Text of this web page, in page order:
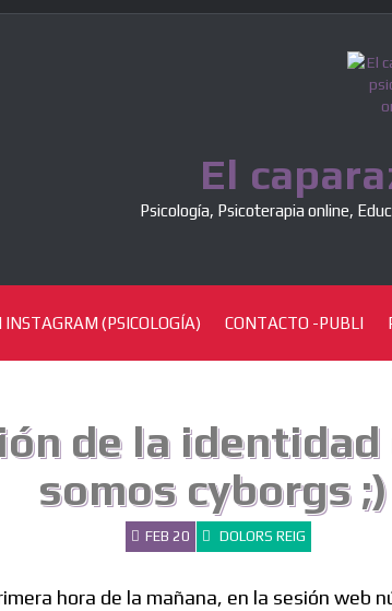
El
Psicología, Psicoterapia online,
INSTAGRAM (PSICOLOGÍA) CONTACTO -PUBLI
de la
somos cyborgs ;)
FEB 20 DOLORS REIG
hora de la mañana, en la sesión web